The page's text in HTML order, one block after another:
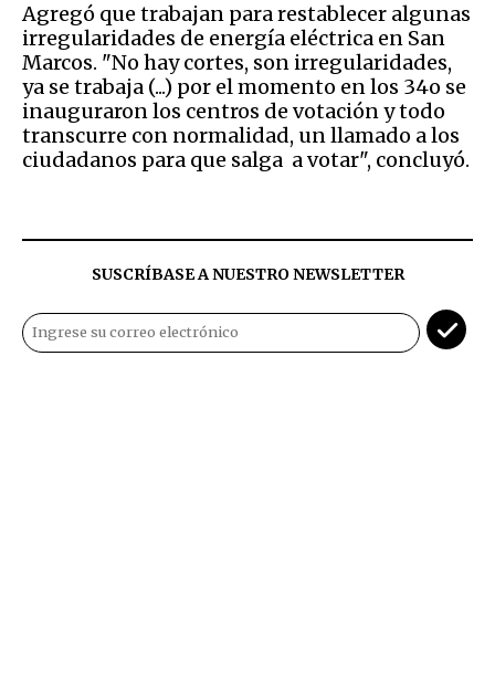
Agregó que trabajan para restablecer algunas
irregularidades de energía eléctrica en San
Marcos. "No hay cortes, son irregularidades,
ya se trabaja (...) por el momento en los 34o se
inauguraron los centros de votación y todo
transcurre con normalidad, un llamado a los
ciudadanos para que salga a votar", concluyó.
SUSCRÍBASE A NUESTRO NEWSLETTER